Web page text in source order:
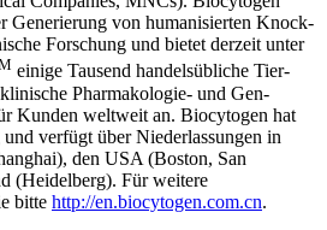
Generierung von humanisierten Knock-
Forschung und bietet derzeit unter
einige Tausend handelsübliche Tier-
Pharmakologie- und Gen-
Kunden weltweit an. Biocytogen hat
verfügt über Niederlassungen in
den USA (Boston, San
(Heidelberg). Für weitere
bitte http://en.biocytogen.com.cn.